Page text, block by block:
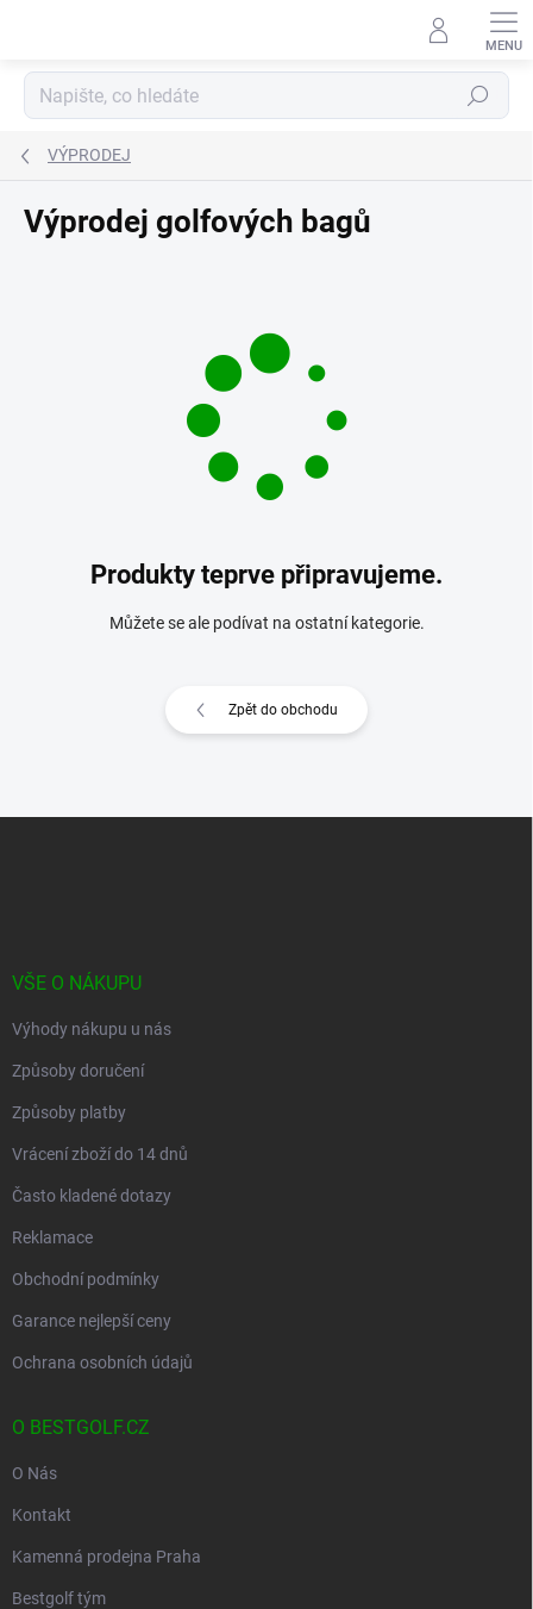
Hledat
VÝPRODEJ
Výprodej golfových bagů
Produkty teprve připravujeme.
Můžete se ale podívat na ostatní kategorie.
Zpět do obchodu
VŠE O NÁKUPU
Výhody nákupu u nás
Způsoby doručení
Způsoby platby
Vrácení zboží do 14 dnů
Často kladené dotazy
Reklamace
Obchodní podmínky
Garance nejlepší ceny
Ochrana osobních údajů
O BESTGOLF.CZ
O Nás
Kontakt
Kamenná prodejna Praha
Bestgolf tým